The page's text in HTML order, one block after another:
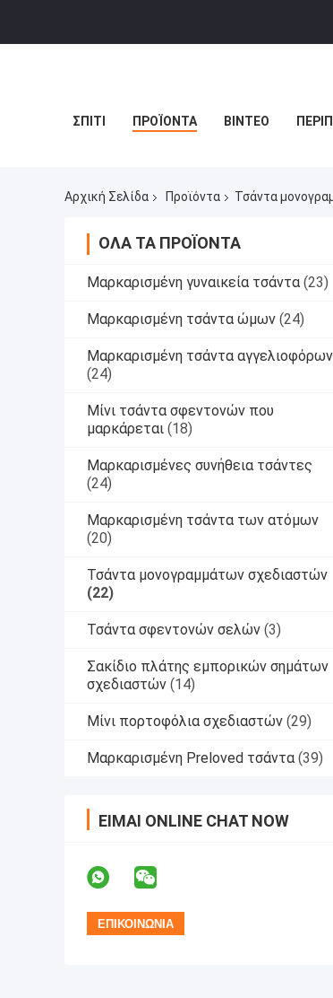
ΣΠΊΤΙ ΠΡΟΪΌΝΤΑ ΒΊΝΤΕΟ
Αρχική Σελίδα Προϊόντα Τσάντα
ΌΛΑ ΤΑ ΠΡΟΪΌΝΤΑ
Μαρκαρισμένη γυναικεία τσάντα (23)
Μαρκαρισμένη τσάντα ώμων (24)
Μαρκαρισμένη τσάντα αγγελιοφόρων
(24)
Μίνι τσάντα σφεντονών που
μαρκάρεται (18)
Μαρκαρισμένες συνήθεια τσάντες
(24)
Μαρκαρισμένη τσάντα των ατόμων
(20)
Τσάντα μονογραμμάτων σχεδιαστών
(22)
Τσάντα σφεντονών σελών (3)
Σακίδιο πλάτης εμπορικών σημάτων
σχεδιαστών (14)
Μίνι πορτοφόλια σχεδιαστών (29)
Μαρκαρισμένη Preloved τσάντα (39)
ΕΊΜΑΙ ONLINE CHAT NOW